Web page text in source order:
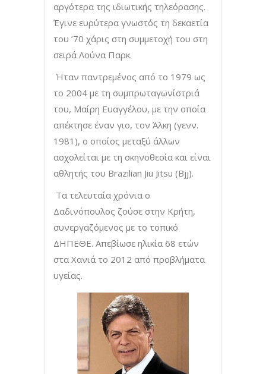
αργότερα της ιδιωτικής τηλεόρασης.
Έγινε ευρύτερα γνωστός τη δεκαετία
του ’70 χάρις στη συμμετοχή του στη
σειρά Λούνα Παρκ.
Ήταν παντρεμένος από το 1979 ως
το 2004 με τη συμπρωταγωνίστριά
του, Μαίρη Ευαγγέλου, με την οποία
απέκτησε έναν γιο, τον Άλκη (γενν.
1981), ο οποίος μεταξύ άλλων
ασχολείται με τη σκηνοθεσία και είναι
αθλητής του Brazilian Jiu Jitsu (Bjj).
Τα τελευταία χρόνια ο
Δαδινόπουλος ζούσε στην Κρήτη,
συνεργαζόμενος με το τοπικό
ΔΗΠΕΘΕ. Απεβίωσε ηλικία 68 ετών
στα Χανιά το 2012 από προβλήματα
υγείας.